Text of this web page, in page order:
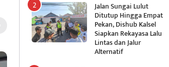
Jalan Sungai Lulut
Ditutup Hingga Empat
Pekan, Dishub Kalsel
Siapkan Rekayasa Lalu
Lintas dan Jalur
Alternatif